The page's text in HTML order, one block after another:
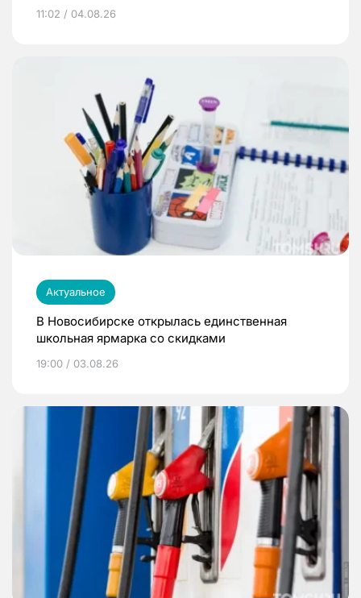
11:02 / 04.08.26
Актуальное
В Новосибирске открылась единственная
школьная ярмарка со скидками
19:00 / 03.08.26